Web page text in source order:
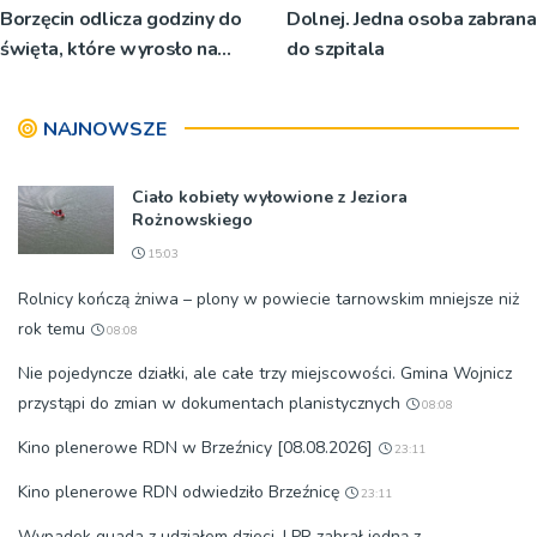
Borzęcin odlicza godziny do
święta, które wyrosło na
Dolnej. Jedna osoba zabrana
do szpitala
NAJNOWSZE
Ciało kobiety wyłowione z Jeziora
Rożnowskiego
15:03
Rolnicy kończą żniwa – plony w powiecie tarnowskim mniejsze niż
rok temu
08:08
Nie pojedyncze działki, ale całe trzy miejscowości. Gmina Wojnicz
przystąpi do zmian w dokumentach planistycznych
08:08
Kino plenerowe RDN w Brzeźnicy [08.08.2026] 23:11
Kino plenerowe RDN odwiedziło Brzeźnicę 23:11